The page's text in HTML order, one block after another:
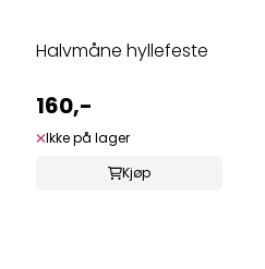
Halvmåne hyllefeste
160,-
Ikke på lager
Kjøp